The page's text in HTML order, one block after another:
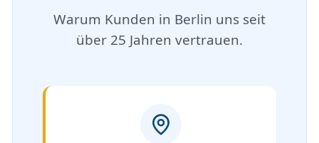
Warum Kunden in Berlin uns seit
über 25 Jahren vertrauen.